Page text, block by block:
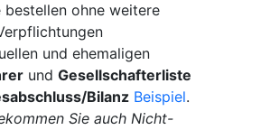
bestellen ohne weitere
und ehemaligen
und Gesellschafterliste
Bilanz Beispiel.
Sie auch Nicht-